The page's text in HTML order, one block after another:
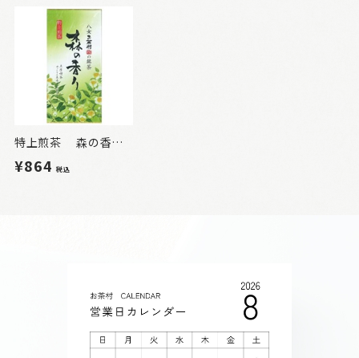
特上煎茶 森の香り 100g
¥864税込